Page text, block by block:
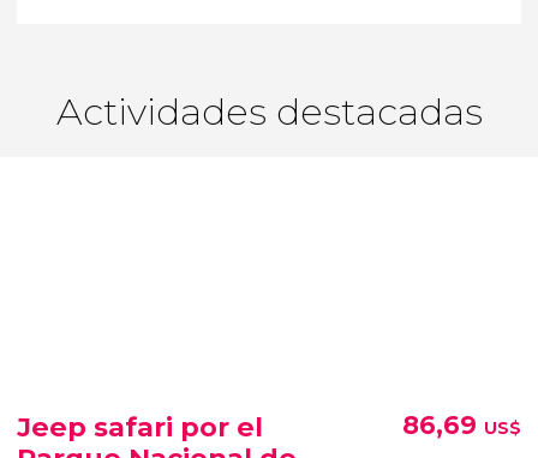
Actividades destacadas
Jeep safari por el
86,69 US$